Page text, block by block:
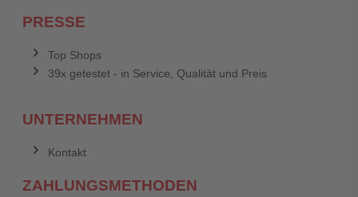
PRESSE
Top Shops
39x getestet - in Service, Qualität und Preis
UNTERNEHMEN
Kontakt
ZAHLUNGSMETHODEN